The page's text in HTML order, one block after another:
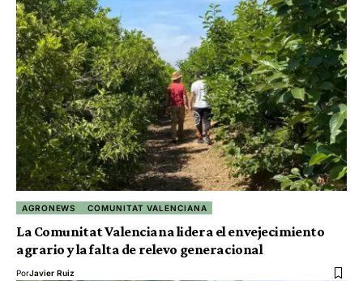
AGRONEWS COMUNITAT VALENCIANA
La Comunitat Valenciana lidera el envejecimiento
agrario y la falta de relevo generacional
PorJavier Ruiz